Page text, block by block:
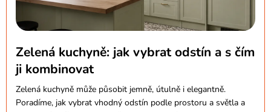
Zelená kuchyně: jak vybrat odstín a s čím
ji kombinovat
Zelená kuchyně může působit jemně, útulně i elegantně.
Poradíme, jak vybrat vhodný odstín podle prostoru a světla a